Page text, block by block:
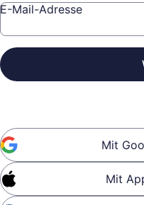
E-Mail-Adresse
Mit
Mit